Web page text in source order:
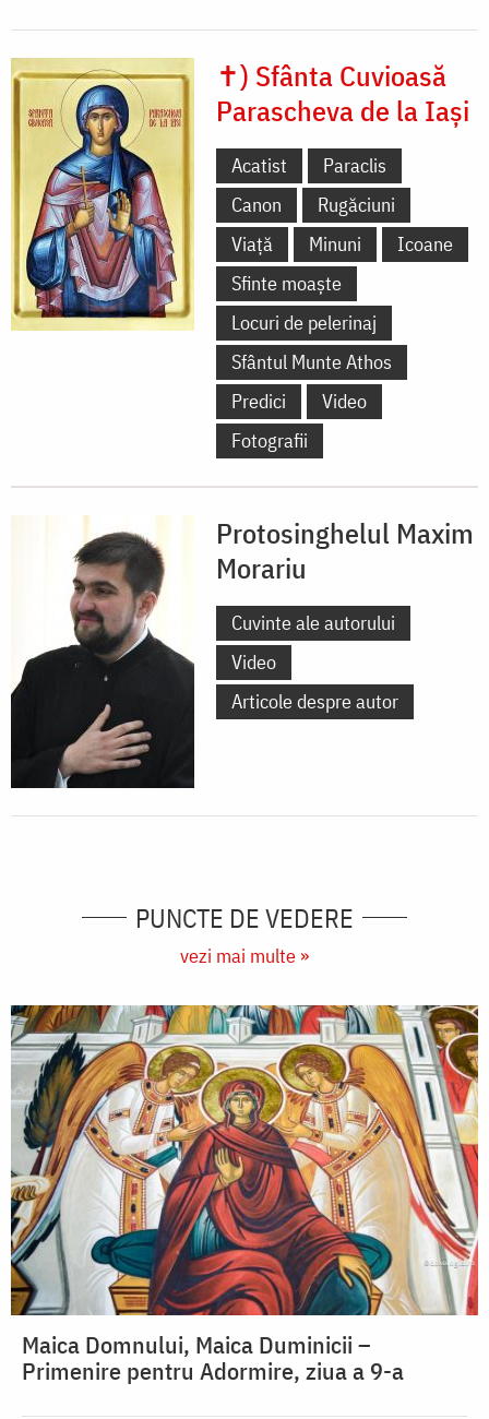
✝) Sfânta Cuvioasă
Parascheva de la Iași
Acatist
Paraclis
Canon
Rugăciuni
Viață
Minuni
Icoane
Sfinte moaște
Locuri de pelerinaj
Sfântul Munte Athos
Predici
Video
Fotografii
Protosinghelul Maxim
Morariu
Cuvinte ale autorului
Video
Articole despre autor
PUNCTE DE VEDERE
vezi mai multe »
Maica Domnului, Maica Duminicii –
Primenire pentru Adormire, ziua a 9-a